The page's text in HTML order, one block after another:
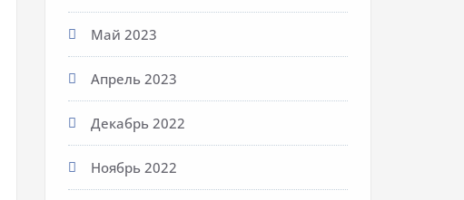
Май 2023
Апрель 2023
Декабрь 2022
Ноябрь 2022